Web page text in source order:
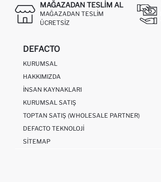
MAĞAZADAN TESLIM AL
MAĞAZADAN TESLIM
ÜCRETSIZ
DEFACTO
KURUMSAL
HAKKIMIZDA
İNSAN KAYNAKLARI
KURUMSAL SATIŞ
TOPTAN SATIŞ (WHOLESALE PARTNER)
DEFACTO TEKNOLOJI
SITEMAP